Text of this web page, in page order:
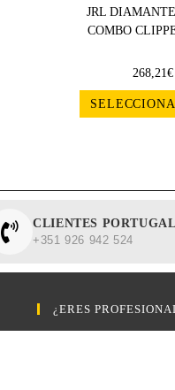
JRL
COMBO
268,21€
CLIENTES PORTUGAL
+351 926 942 524
¿ERES